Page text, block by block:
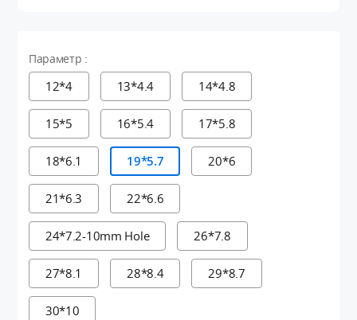
Параметр :
12*4 13*4.4 14*4.8
15*5 16*5.4 17*5.8
18*6.1 19*5.7 20*6
21*6.3 22*6.6
24*7.2-10mm Hole 26*7.8
27*8.1 28*8.4 29*8.7
30*10